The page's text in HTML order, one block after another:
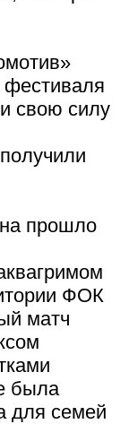
фестиваля
свою силу
прошло
ФОК
матч
была
для семей